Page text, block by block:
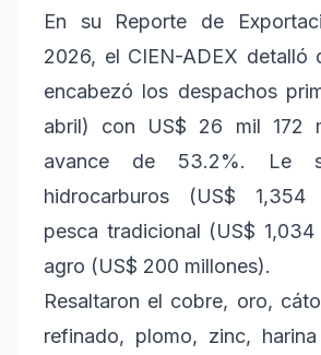
En su Reporte de
2026, el CIEN-ADEX detalló
encabezó los despachos
abril) con US$ 26 mil 172
avance de 53.2%. Le
hidrocarburos (US$ 1,354
pesca tradicional (US$
agro (US$ 200 millones).
Resaltaron el cobre, oro,
refinado, plomo, zinc,